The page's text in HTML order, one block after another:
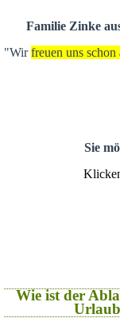
Familie Zinke
"Wirfreuen uns schon
Sie
Wie ist der